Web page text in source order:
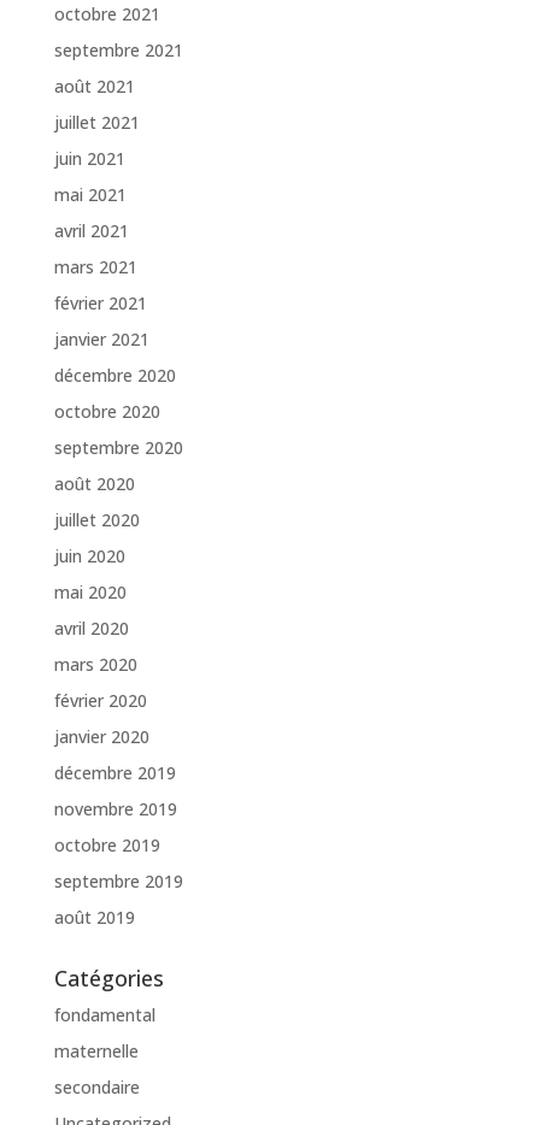
octobre 2021
septembre 2021
août 2021
juillet 2021
juin 2021
mai 2021
avril 2021
mars 2021
février 2021
janvier 2021
décembre 2020
octobre 2020
septembre 2020
août 2020
juillet 2020
juin 2020
mai 2020
avril 2020
mars 2020
février 2020
janvier 2020
décembre 2019
novembre 2019
octobre 2019
septembre 2019
août 2019
Catégories
fondamental
maternelle
secondaire